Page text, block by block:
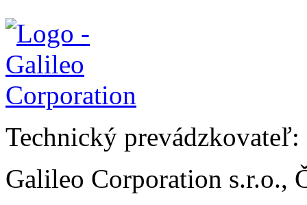
Technický prevádzkovateľ:
Galileo Corporation s.r.o.,